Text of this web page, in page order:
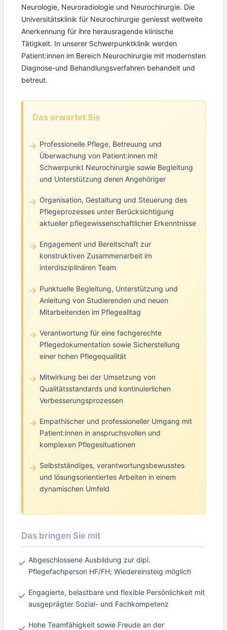
Neurologie, Neuroradiologie und Neurochirurgie. Die
Universitätsklinik für Neurochirurgie geniesst weltweite
Anerkennung für ihre herausragende klinische
Tätigkeit. In unserer Schwerpunktklinik werden
Patient:innen im Bereich Neurochirurgie mit modernsten
Diagnose-und Behandlungsverfahren behandelt und
betreut.
Das erwartet Sie
Professionelle Pflege, Betreuung und
Überwachung von Patient:innen mit
Schwerpunkt Neurochirurgie sowie Begleitung
und Unterstützung deren Angehöriger
Organisation, Gestaltung und Steuerung des
Pflegeprozesses unter Berücksichtigung
aktueller pflegewissenschaftlicher Erkenntnisse
Engagement und Bereitschaft zur
konstruktiven Zusammenarbeit im
interdisziplinären Team
Punktuelle Begleitung, Unterstützung und
Anleitung von Studierenden und neuen
Mitarbeitenden im Pflegealltag
Verantwortung für eine fachgerechte
Pflegedokumentation sowie Sicherstellung
einer hohen Pflegequalität
Mitwirkung bei der Umsetzung von
Qualitätsstandards und kontinuierlichen
Verbesserungsprozessen
Empathischer und professioneller Umgang mit
Patient:innen in anspruchsvollen und
komplexen Pflegesituationen
Selbstständiges, verantwortungsbewusstes
und lösungsorientiertes Arbeiten in einem
dynamischen Umfeld
Das bringen Sie mit
Abgeschlossene Ausbildung zur dipl.
Pflegefachperson HF/FH; Wiedereinsteig möglich
Engagierte, belastbare und flexible Persönlichkeit mit
ausgeprägter Sozial- und Fachkompetenz
Hohe Teamfähigkeit sowie Freude an der